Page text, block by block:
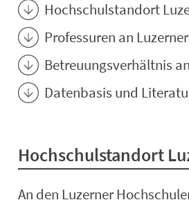
Hochschulstandort
Professuren an
Betreuungsverhältnis
Datenbasis und
Hochschulstandort
An den Luzerner